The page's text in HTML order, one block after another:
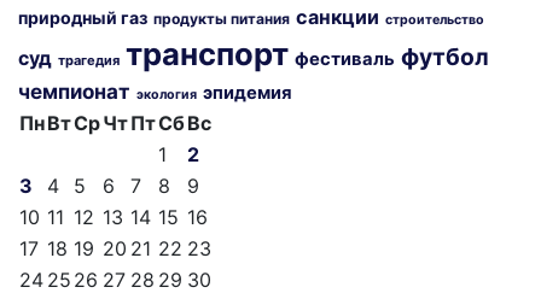
природный газ продукты питания санкции строительство
суд трагедия транспорт фестиваль футбол
чемпионат экология эпидемия
ПнВтСрЧтПтСбВс
1
2
3
4 5 6 7 8
9
10 11 12 13 14 15 16
17 18 19 20 21 22 23
24 25 26 27 28 29 30